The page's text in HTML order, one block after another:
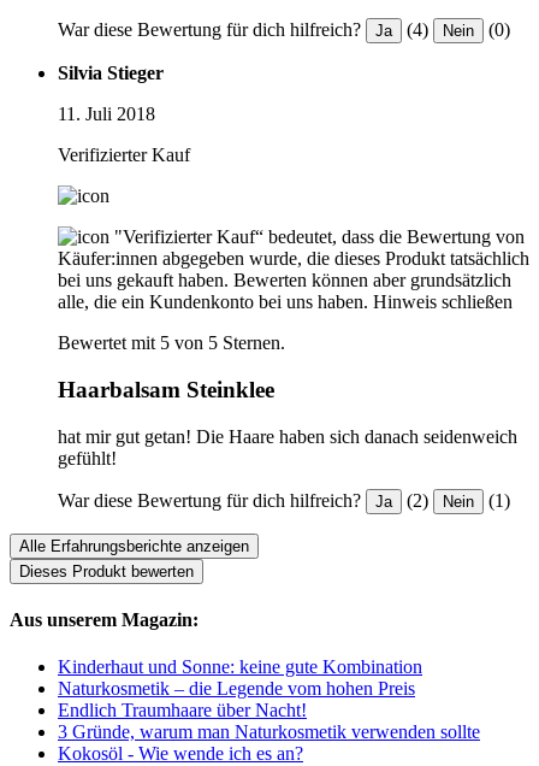
War diese Bewertung für dich hilfreich? Ja (4) Nein (0)
Silvia Stieger
11. Juli 2018
Verifizierter Kauf
"Verifizierter Kauf“ bedeutet, dass die Bewertung von
Käufer:innen abgegeben wurde, die dieses Produkt tatsächlich
bei uns gekauft haben. Bewerten können aber grundsätzlich
alle, die ein Kundenkonto bei uns haben. Hinweis schließen
Bewertet mit 5 von 5 Sternen.
Haarbalsam Steinklee
hat mir gut getan! Die Haare haben sich danach seidenweich
gefühlt!
War diese Bewertung für dich hilfreich? Ja (2) Nein (1)
Alle Erfahrungsberichte anzeigen
Dieses Produkt bewerten
Aus unserem Magazin:
Kinderhaut und Sonne: keine gute Kombination
Naturkosmetik – die Legende vom hohen Preis
Endlich Traumhaare über Nacht!
3 Gründe, warum man Naturkosmetik verwenden sollte
Kokosöl - Wie wende ich es an?